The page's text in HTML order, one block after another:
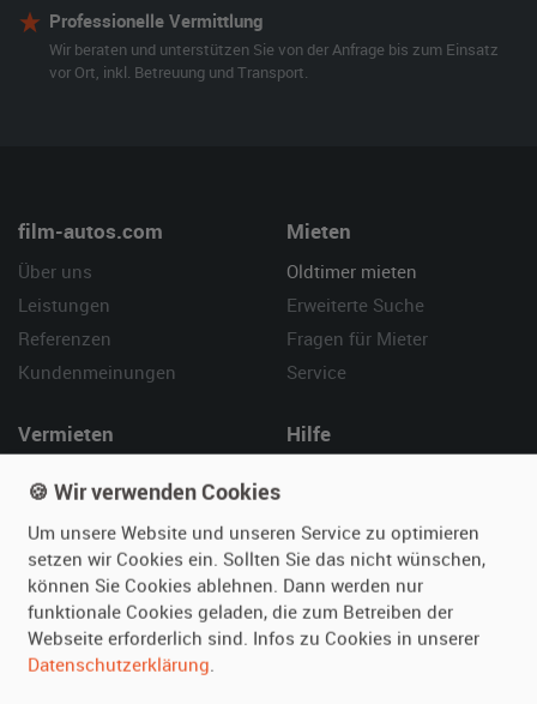
Professionelle Vermittlung
Wir beraten und unterstützen Sie von der Anfrage bis zum Einsatz
vor Ort, inkl. Betreuung und Transport.
film-autos.com
Über uns
Leistungen
Referenzen
Kundenmeinungen
Mieten
Oldtimer mieten
Erweiterte Suche
Fragen für Mieter
Service
Vermieten
Fotos senden
Fragen für Vermieter
Inserat verwalten
Hilfe
Kontakt
SPECIAL
Berühmte Filmautos –
🍪 Wir verwenden Cookies
Um unsere Website und unseren Service zu optimieren
setzen wir Cookies ein. Sollten Sie das nicht wünschen,
können Sie Cookies ablehnen. Dann werden nur
funktionale Cookies geladen, die zum Betreiben der
Webseite erforderlich sind. Infos zu Cookies in unserer
Datenschutzerklärung.